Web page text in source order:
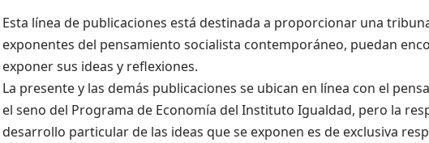
Esta línea de publicaciones está destinada a proporcionar una
exponentes del pensamiento socialista contemporáneo, puedan
exponer sus ideas y reflexiones.
La presente y las demás publicaciones se ubican en línea con el
el seno del Programa de Economía del Instituto Igualdad, pero la
desarrollo particular de las ideas que se exponen es de exclusiva